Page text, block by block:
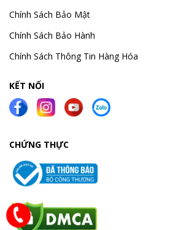
Chính Sách Bảo Mật
Chính Sách Bảo Hành
Chính Sách Thông Tin Hàng Hóa
KẾT NỐI
CHỨNG THỰC